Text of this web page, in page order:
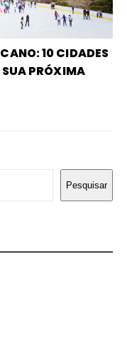
10 CIDADES
SUA PRÓXIMA
Pesquisar